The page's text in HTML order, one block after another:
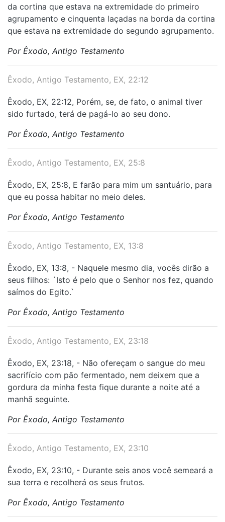
da cortina que estava na extremidade do primeiro
agrupamento e cinquenta laçadas na borda da cortina
que estava na extremidade do segundo agrupamento.
Por Êxodo, Antigo Testamento
Êxodo, Antigo Testamento, EX, 22:12
Êxodo, EX, 22:12, Porém, se, de fato, o animal tiver
sido furtado, terá de pagá-lo ao seu dono.
Por Êxodo, Antigo Testamento
Êxodo, Antigo Testamento, EX, 25:8
Êxodo, EX, 25:8, E farão para mim um santuário, para
que eu possa habitar no meio deles.
Por Êxodo, Antigo Testamento
Êxodo, Antigo Testamento, EX, 13:8
Êxodo, EX, 13:8, - Naquele mesmo dia, vocês dirão a
seus filhos: ´Isto é pelo que o Senhor nos fez, quando
saímos do Egito.`
Por Êxodo, Antigo Testamento
Êxodo, Antigo Testamento, EX, 23:18
Êxodo, EX, 23:18, - Não ofereçam o sangue do meu
sacrifício com pão fermentado, nem deixem que a
gordura da minha festa fique durante a noite até a
manhã seguinte.
Por Êxodo, Antigo Testamento
Êxodo, Antigo Testamento, EX, 23:10
Êxodo, EX, 23:10, - Durante seis anos você semeará a
sua terra e recolherá os seus frutos.
Por Êxodo, Antigo Testamento